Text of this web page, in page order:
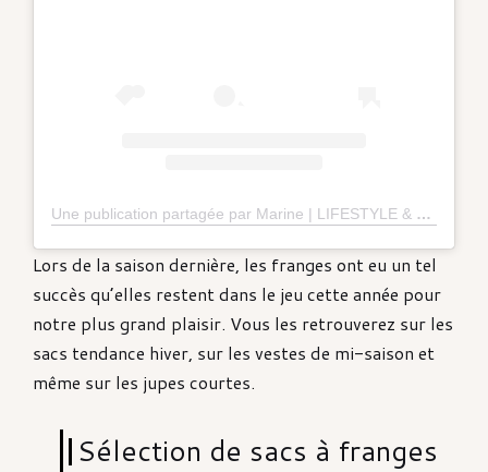
Une publication partagée par Marine | LIFESTYLE & LOVE 💎 (@missudette)
Lors de la saison dernière, les franges ont eu un tel
succès qu’elles restent dans le jeu cette année pour
notre plus grand plaisir. Vous les retrouverez sur les
sacs tendance hiver, sur les vestes de mi-saison et
même sur les jupes courtes.
Sélection de sacs à franges